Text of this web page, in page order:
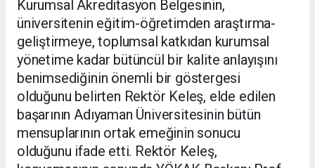
Kurumsal Akreditasyon Belgesinin,
üniversitenin eğitim-öğretimden araştırma-
geliştirmeye, toplumsal katkıdan kurumsal
yönetime kadar bütüncül bir kalite anlayışını
benimsediğinin önemli bir göstergesi
olduğunu belirten Rektör Keleş, elde edilen
başarının Adıyaman Üniversitesinin bütün
mensuplarının ortak emeğinin sonucu
olduğunu ifade etti. Rektör Keleş,